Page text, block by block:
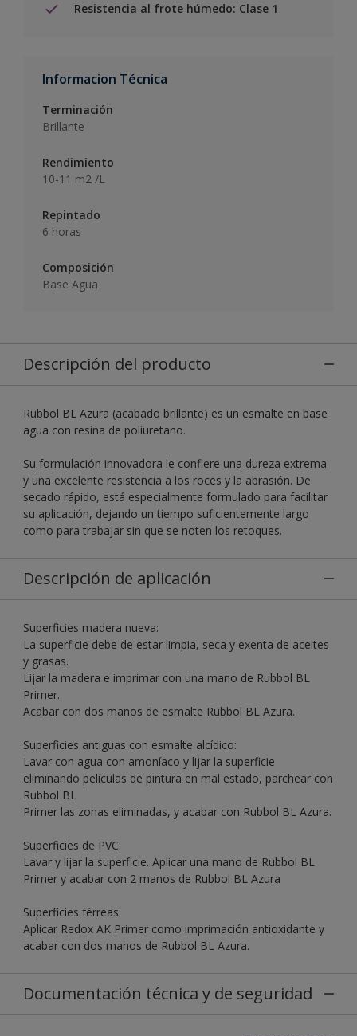
Resistencia al frote húmedo: Clase 1
Informacion Técnica
Terminación
Brillante
Rendimiento
10-11 m2 /L
Repintado
6 horas
Composición
Base Agua
Descripción del producto
Rubbol BL Azura (acabado brillante) es un esmalte en base
agua con resina de poliuretano.
Su formulación innovadora le confiere una dureza extrema
y una excelente resistencia a los roces y la abrasión. De
secado rápido, está especialmente formulado para facilitar
su aplicación, dejando un tiempo suficientemente largo
como para trabajar sin que se noten los retoques.
Descripción de aplicación
Superficies madera nueva:
La superficie debe de estar limpia, seca y exenta de aceites
y grasas.
Lijar la madera e imprimar con una mano de Rubbol BL
Primer.
Acabar con dos manos de esmalte Rubbol BL Azura.
Superficies antiguas con esmalte alcídico:
Lavar con agua con amoníaco y lijar la superficie
eliminando películas de pintura en mal estado, parchear con
Rubbol BL
Primer las zonas eliminadas, y acabar con Rubbol BL Azura.
Superficies de PVC:
Lavar y lijar la superficie. Aplicar una mano de Rubbol BL
Primer y acabar con 2 manos de Rubbol BL Azura
Superficies férreas:
Aplicar Redox AK Primer como imprimación antioxidante y
acabar con dos manos de Rubbol BL Azura.
Documentación técnica y de seguridad